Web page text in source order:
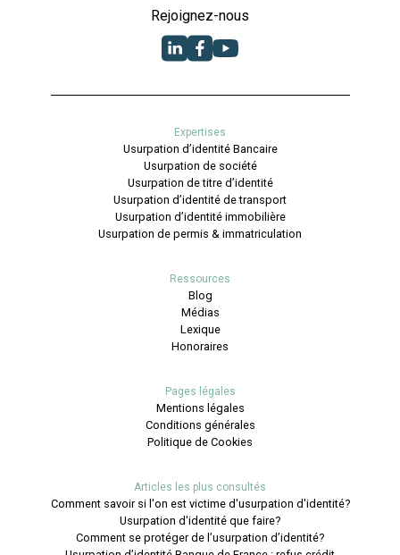
Rejoignez-nous
Expertises
Usurpation d’identité Bancaire
Usurpation de société
Usurpation de titre d’identité
Usurpation d’identité de transport
Usurpation d’identité immobilière
Usurpation de permis & immatriculation
Ressources
Blog
Médias
Lexique
Honoraires
Pages légales
Mentions légales
Conditions générales
Politique de Cookies
Articles les plus consultés
Comment savoir si l'on est victime d'usurpation d'identité?
Usurpation d'identité que faire?
Comment se protéger de l’usurpation d’identité?